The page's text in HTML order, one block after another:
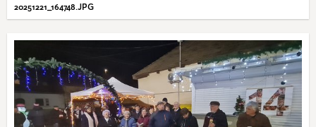
20251221_164748.JPG